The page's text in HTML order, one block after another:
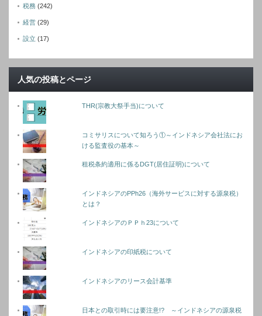
税務 (242)
経営 (29)
設立 (17)
人気の投稿とページ
THR(宗教大祭手当)について
コミサリスについて知ろう①～インドネシア会社法にお
ける監査役の基本～
租税条約適用に係るDGT(居住証明)について
インドネシアのPPh26（海外サービスに対する源泉税）
とは？
インドネシアのＰＰｈ23について
インドネシアの印紙税について
インドネシアのリース会計基準
日本との取引時には要注意!? ～インドネシアの源泉税